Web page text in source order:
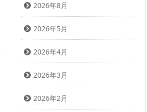
2026年8月
2026年5月
2026年4月
2026年3月
2026年2月